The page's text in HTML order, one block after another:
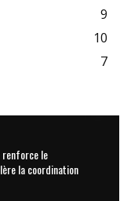
9
10
7
renforce le
la coordination